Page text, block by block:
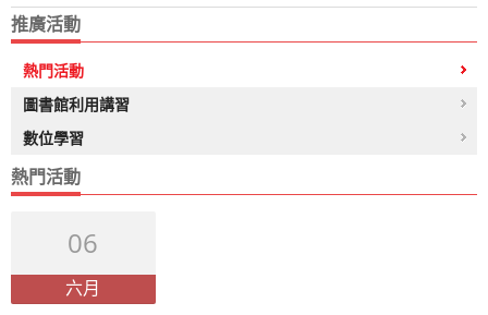
推廣活動
熱門活動
圖書館利用講習
數位學習
熱門活動
06
六月